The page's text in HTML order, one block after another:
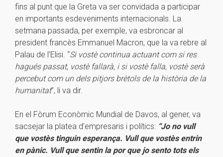
fins al punt que la Greta va ser convidada a participar
en importants esdeveniments internacionals. La
setmana passada, per exemple, va esbroncar al
president francès Emmanuel Macron, que la va rebre al
Palau de l’Elisi. “Si vostè continua actuant com si res
hagués passat, vostè fallarà, i si vostè falla, vostè serà
percebut com un dels pitjors brètols de la història de la
humanitat”, li va dir.
En el Fòrum Econòmic Mundial de Davos, al gener, va
sacsejar la platea d’empresaris i polítics: “Jo no vull
que vostès tinguin esperança. Vull que vostès entrin
en pànic. Vull que sentin la por que jo sento tots els